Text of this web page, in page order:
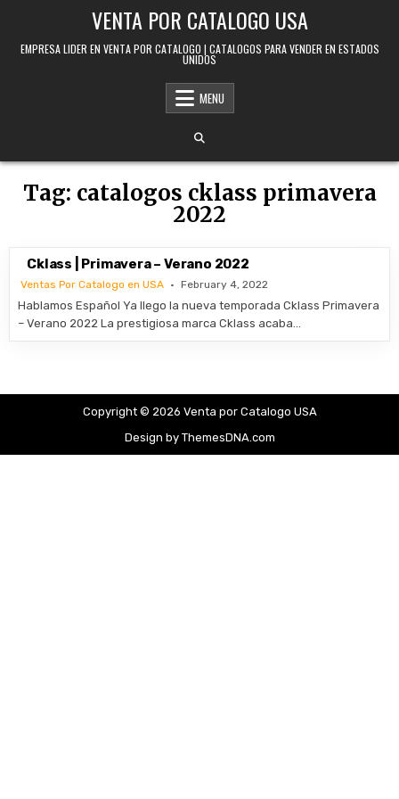
VENTA POR CATALOGO USA
EMPRESA LIDER EN VENTA POR CATALOGO | CATALOGOS PARA VENDER EN ESTADOS
UNIDOS
MENU
Tag: catalogos cklass primavera
2022
Cklass | Primavera – Verano 2022
Ventas Por Catalogo en USA February 4, 2022
Hablamos Español Ya llego la nueva temporada Cklass Primavera
– Verano 2022 La prestigiosa marca Cklass acaba…
Copyright © 2026 Venta por Catalogo USA
Design by ThemesDNA.com